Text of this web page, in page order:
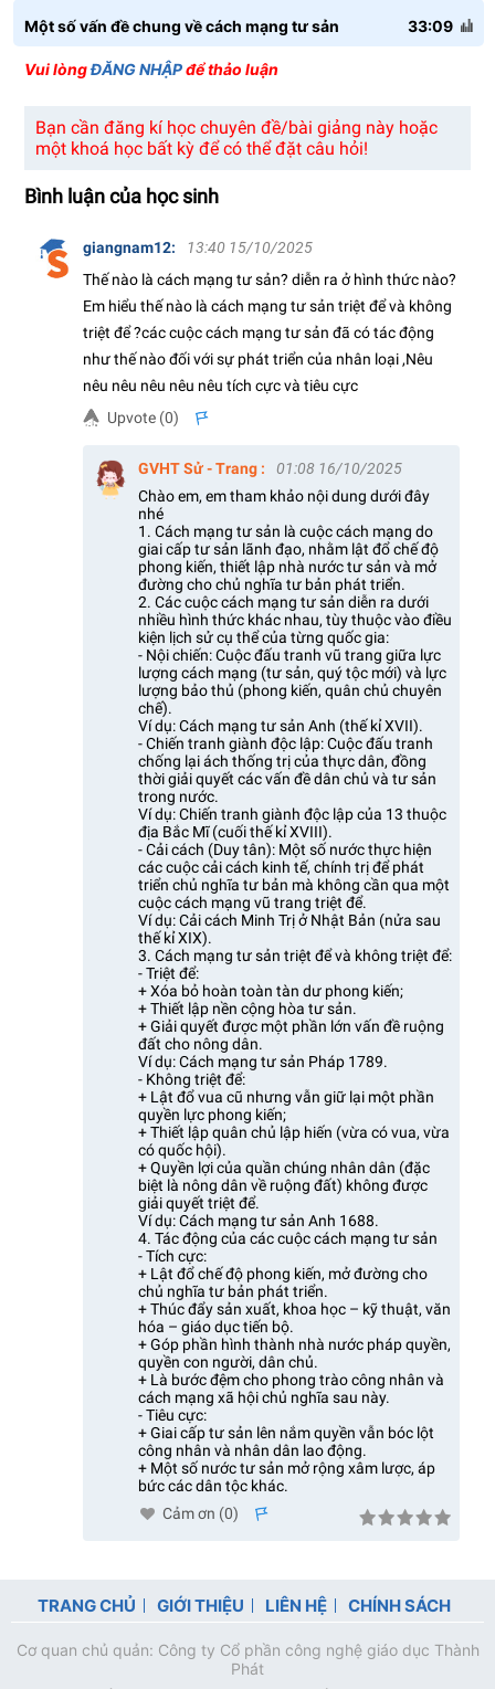
Một số vấn đề chung về cách mạng tư sản 33:09
Vui lòngĐĂNG NHẬPđể thảo luận
Bạn cần đăng kí học chuyên đề/bài giảng này hoặc
một khoá học bất kỳ để có thể đặt câu hỏi!
Bình luận của học sinh
giangnam12:
13:40 15/10/2025
Thế nào là cách mạng tư sản? diễn ra ở hình thức nào?
Em hiểu thế nào là cách mạng tư sản triệt để và không
triệt để ?các cuộc cách mạng tư sản đã có tác động
như thế nào đối với sự phát triển của nhân loại ,Nêu
nêu nêu nêu nêu nêu tích cực và tiêu cực
Upvote (0)
GVHT Sử - Trang :
01:08 16/10/2025
Chào em, em tham khảo nội dung dưới đây
nhé
1. Cách mạng tư sản là cuộc cách mạng do
giai cấp tư sản lãnh đạo, nhằm lật đổ chế độ
phong kiến, thiết lập nhà nước tư sản và mở
đường cho chủ nghĩa tư bản phát triển.
2. Các cuộc cách mạng tư sản diễn ra dưới
nhiều hình thức khác nhau, tùy thuộc vào điều
kiện lịch sử cụ thể của từng quốc gia:
- Nội chiến: Cuộc đấu tranh vũ trang giữa lực
lượng cách mạng (tư sản, quý tộc mới) và lực
lượng bảo thủ (phong kiến, quân chủ chuyên
chế).
Ví dụ: Cách mạng tư sản Anh (thế kỉ XVII).
- Chiến tranh giành độc lập: Cuộc đấu tranh
chống lại ách thống trị của thực dân, đồng
thời giải quyết các vấn đề dân chủ và tư sản
trong nước.
Ví dụ: Chiến tranh giành độc lập của 13 thuộc
địa Bắc Mĩ (cuối thế kỉ XVIII).
- Cải cách (Duy tân): Một số nước thực hiện
các cuộc cải cách kinh tế, chính trị để phát
triển chủ nghĩa tư bản mà không cần qua một
cuộc cách mạng vũ trang triệt để.
Ví dụ: Cải cách Minh Trị ở Nhật Bản (nửa sau
thế kỉ XIX).
3. Cách mạng tư sản triệt để và không triệt để:
- Triệt để:
+ Xóa bỏ hoàn toàn tàn dư phong kiến;
+ Thiết lập nền cộng hòa tư sản.
+ Giải quyết được một phần lớn vấn đề ruộng
đất cho nông dân.
Ví dụ: Cách mạng tư sản Pháp 1789.
- Không triệt để:
+ Lật đổ vua cũ nhưng vẫn giữ lại một phần
quyền lực phong kiến;
+ Thiết lập quân chủ lập hiến (vừa có vua, vừa
có quốc hội).
+ Quyền lợi của quần chúng nhân dân (đặc
biệt là nông dân về ruộng đất) không được
giải quyết triệt để.
Ví dụ: Cách mạng tư sản Anh 1688.
4. Tác động của các cuộc cách mạng tư sản
- Tích cực:
+ Lật đổ chế độ phong kiến, mở đường cho
chủ nghĩa tư bản phát triển.
+ Thúc đẩy sản xuất, khoa học – kỹ thuật, văn
hóa – giáo dục tiến bộ.
+ Góp phần hình thành nhà nước pháp quyền,
quyền con người, dân chủ.
+ Là bước đệm cho phong trào công nhân và
cách mạng xã hội chủ nghĩa sau này.
- Tiêu cực:
+ Giai cấp tư sản lên nắm quyền vẫn bóc lột
công nhân và nhân dân lao động.
+ Một số nước tư sản mở rộng xâm lược, áp
bức các dân tộc khác.
Cảm ơn (0)
TRANG CHỦ GIỚI THIỆU LIÊN HỆ CHÍNH SÁCH
Cơ quan chủ quản: Công ty Cổ phần công nghệ giáo dục Thành
Phát